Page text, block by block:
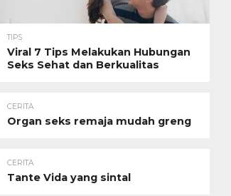
TIPS
Viral 7 Tips Melakukan Hubungan
Seks Sehat dan Berkualitas
CERITA
Organ seks remaja mudah greng
CERITA
Tante Vida yang sintal